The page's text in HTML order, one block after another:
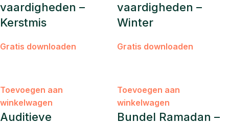
vaardigheden –
Kerstmis
Gratis downloaden
vaardigheden –
Winter
Gratis downloaden
Toevoegen aan
winkelwagen
Auditieve
Toevoegen aan
winkelwagen
Bundel Ramadan –